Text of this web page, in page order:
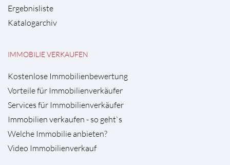
Ergebnisliste
Katalogarchiv
IMMOBILIE VERKAUFEN
Kostenlose Immobilienbewertung
Vorteile für Immobilienverkäufer
Services für Immobilienverkäufer
Immobilien verkaufen - so geht`s
Welche Immobilie anbieten?
Video Immobilienverkauf